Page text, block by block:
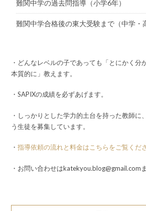
難関中学の過去問指導（小学6年）
難関中学合格後の東大受験まで（中学・
・どんなレベルの子であっても「とにかく分
本質的に」教えます。
・SAPIXの成績を必ずあげます。
・しっかりとした学力的土台を持った教師に
う生徒を募集しています。
・ 指導依頼の流れと料金はこちらをご覧くださ
・お問い合わせはkatekyou.blog@gmail.com